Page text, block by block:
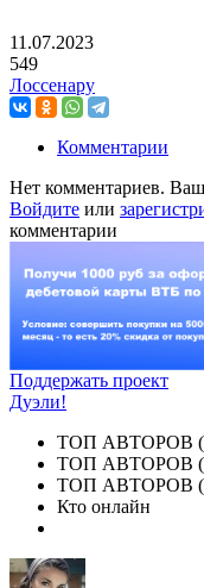
11.07.2023
549
Лоссенару
Комментарии
Нет комментариев.
Войдите или
комментарии
Поддержать проект
Дуэли!
ТОП АВТОРОВ
ТОП АВТОРОВ
ТОП АВТОРОВ
Кто онлайн